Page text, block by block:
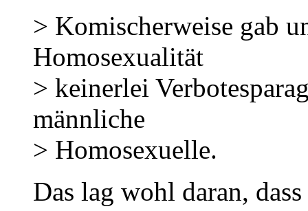
> Komischerweise gab
Homosexualität
> keinerlei
männliche
> Homosexuelle.
Das lag wohl daran,